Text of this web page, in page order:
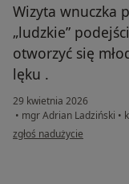
Wizyta wnuczka
„ludzkie”
otworzyć się
lęku .
29 kwietnia 2026
• mgr Adrian Ladziński •
w opinii użytkownika Jakub
zgłoś nadużycie